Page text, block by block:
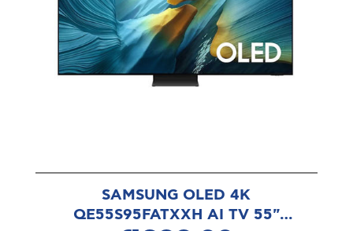
SAMSUNG OLED 4K
QE55S95FATXXH AI TV 55"